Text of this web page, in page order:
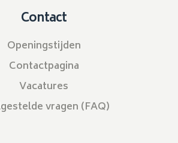
Contact
Openingstijden
Contactpagina
Vacatures
vragen (FAQ)